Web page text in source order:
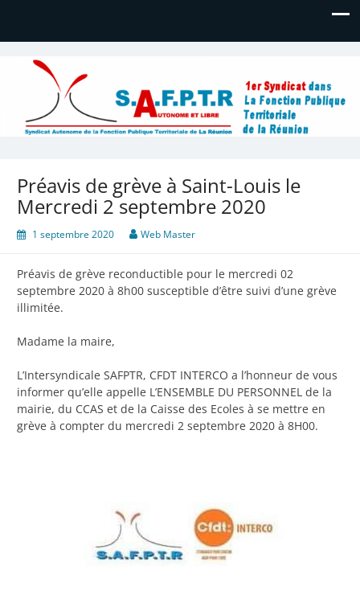
Syndicat Autonome de la
Fonction Publique Territoriale de
La Réunion
Bienvenue
Préavis de grève à Saint-Louis le
Mercredi 2 septembre 2020
1 septembre 2020 Web Master
Préavis de grève reconductible pour le mercredi 02
septembre 2020 à 8h00 susceptible d’être suivi d’une grève
illimitée.
Madame la maire,
L’Intersyndicale SAFPTR, CFDT INTERCO a l’honneur de vous
informer qu’elle appelle L’ENSEMBLE DU PERSONNEL de la
mairie, du CCAS et de la Caisse des Ecoles à se mettre en
grève à compter du mercredi 2 septembre 2020 à 8H00.